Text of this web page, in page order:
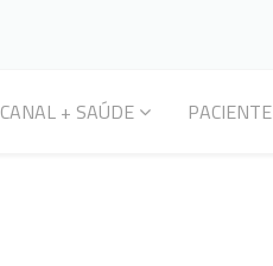
CANAL + SAÚDE PACIENTE